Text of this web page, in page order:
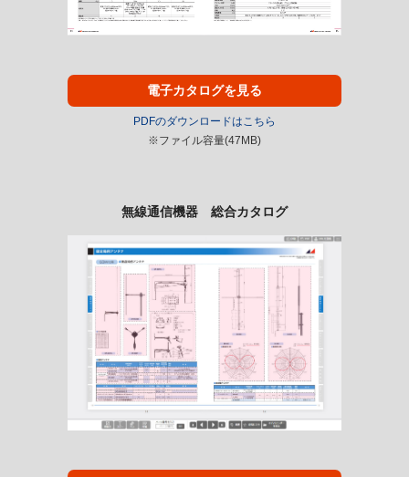
電子カタログを見る
PDFのダウンロードはこちら
※ファイル容量(47MB)
無線通信機器 総合カタログ